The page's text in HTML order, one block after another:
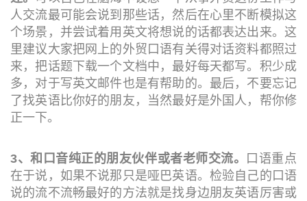
人交流最可能会说到那些话，然后在心里不断模拟这
个场景，并尝试着用英文将想说的话都表达出来。这
里建议大家把网上的外贸口语有关得对话资料都照过
来，把话题下载一个文档中，最好每天都写。积少成
多，对于写英文邮件也是有帮助的。最后，不要忘记
了找英语比你好的朋友，当然最好是外国人，帮你修
正一下。
3、和口音纯正的朋友伙伴或者老师交流。
口语重点
在于说，如果不说那只是哑巴英语。检验自己的口语
说的流不流畅最好的方法就是找身边朋友英语厉害或